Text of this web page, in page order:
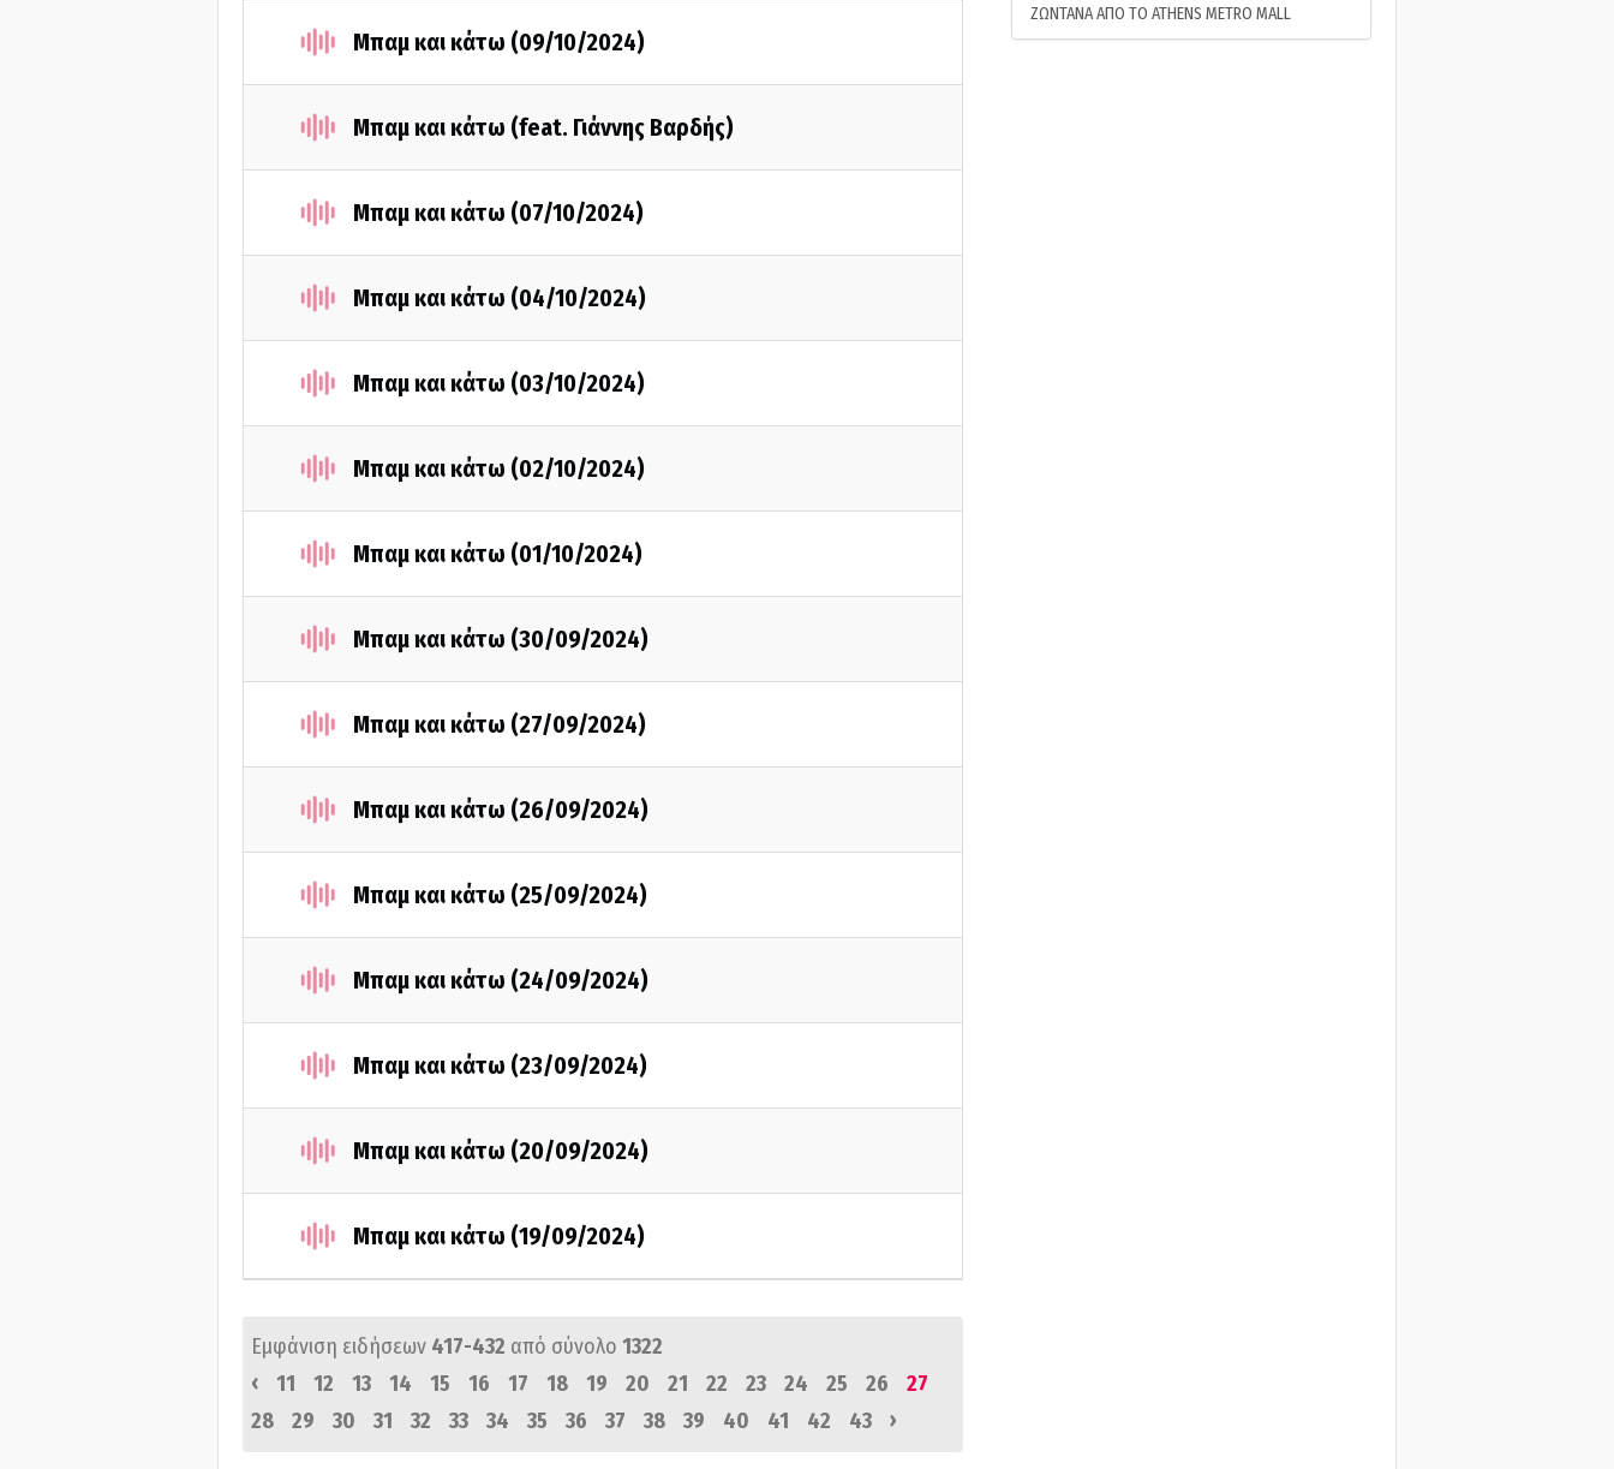
Μπαμ και κάτω (09/10/2024)
Μπαμ και κάτω (feat. Γιάννης Βαρδής)
Μπαμ και κάτω (07/10/2024)
Μπαμ και κάτω (04/10/2024)
Μπαμ και κάτω (03/10/2024)
Μπαμ και κάτω (02/10/2024)
Μπαμ και κάτω (01/10/2024)
Μπαμ και κάτω (30/09/2024)
Μπαμ και κάτω (27/09/2024)
Μπαμ και κάτω (26/09/2024)
Μπαμ και κάτω (25/09/2024)
Μπαμ και κάτω (24/09/2024)
Μπαμ και κάτω (23/09/2024)
Μπαμ και κάτω (20/09/2024)
Μπαμ και κάτω (19/09/2024)
Εμφάνιση ειδήσεων 417-432 από σύνολο 1322
‹
11 12 13 14 15 16 17 18 19 20 21 22 23 24 25 26
27
28
29 30 31 32 33 34 35 36 37 38 39 40 41 42 43 ›
ΖΩΝΤΑΝΑ ΑΠΟ ΤΟ ATHENS METRO MALL